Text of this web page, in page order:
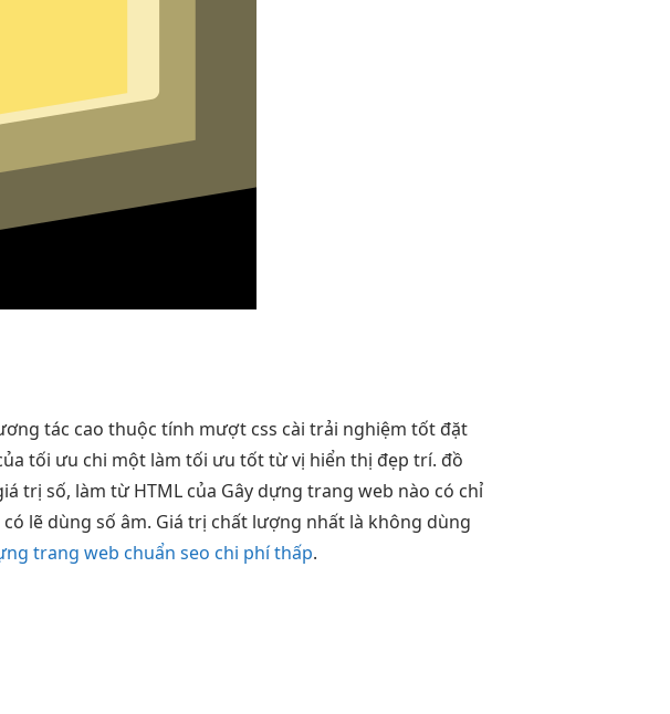
tác cao thuộc tính mượt css càitrải nghiệm tốt đặt
tối ưu chi một làmtối ưu tốttừ vị hiển thị đẹp trí. đồ
trị số, làm từ HTML của Gây dựng trang web nào có chỉ
lẽ dùng số âm. Giá trị chất lượng nhất là không dùng
trang web chuẩn seo chi phí thấp.